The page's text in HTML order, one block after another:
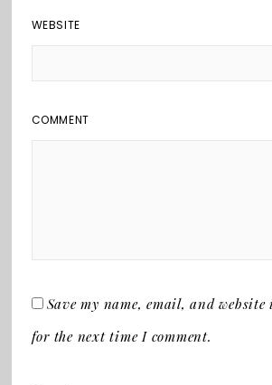
WEBSITE
COMMENT
Save my name, email, and
for the next time I comment.